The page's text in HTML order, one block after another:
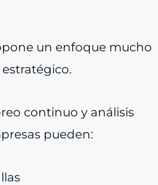
un enfoque mucho
continuo y análisis
pueden: